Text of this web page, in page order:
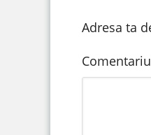
Adresa ta
Comentariu